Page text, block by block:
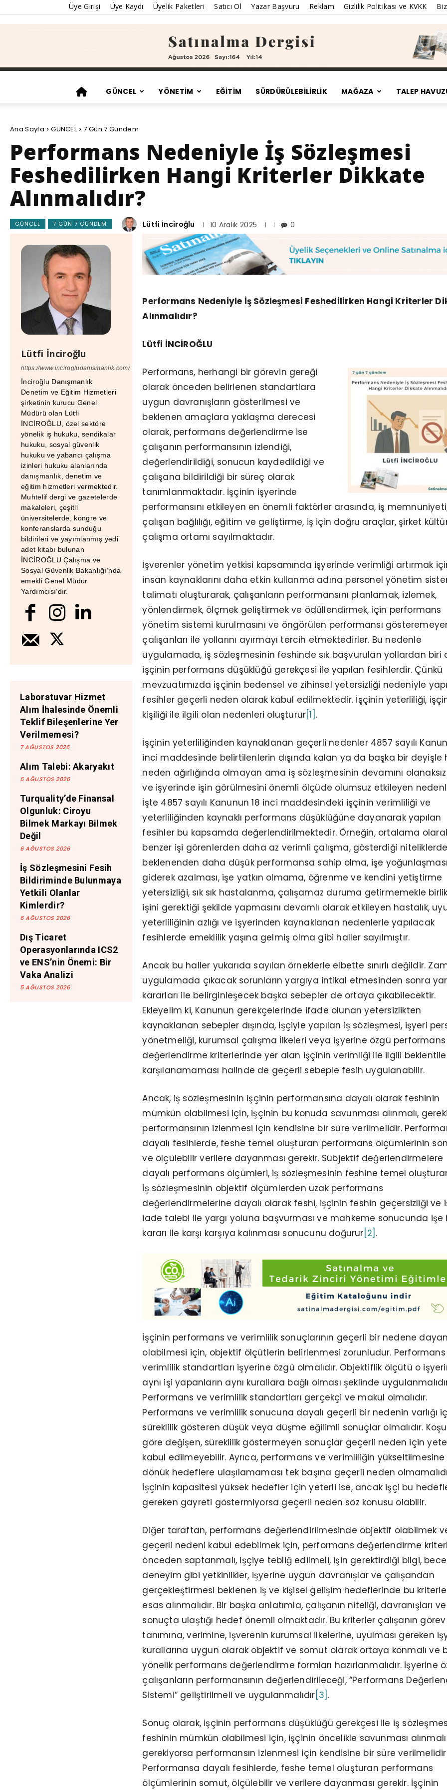
Üye Girişi Üye Kaydı Üyelik Paketleri Satıcı Ol Yazar Başvuru Reklam Gizlilik Politikası ve KVKK
Dergisi
GÜNCEL YÖNETİM EĞİTİM SÜRDÜRÜLEBILIRLIK MAĞAZA TALEP
Ana Sayfa GÜNCEL 7 Gün 7 Gündem
Performans Nedeniyle İş Sözleşmesi
Feshedilirken Hangi Kriterler Dikkate
Alınmalıdır?
GÜNCEL 7 GÜN 7 GÜNDEM Lütfi İnciroğlu 10 Aralık 2025 0
Lütfi İnciroğlu
https://www.incirogludanismanlik.com/
İnciroğlu Danışmanlık
Denetim ve Eğitim Hizmetleri
şirketinin kurucu Genel
Müdürü olan Lütfi
İNCİROĞLU, özel sektöre
yönelik iş hukuku, sendikalar
hukuku, sosyal güvenlik
hukuku ve yabancı çalışma
izinleri hukuku alanlarında
danışmanlık, denetim ve
eğitim hizmetleri vermektedir.
Muhtelif dergi ve gazetelerde
makaleleri, çeşitli
üniversitelerde, kongre ve
konferanslarda sunduğu
bildirileri ve yayımlanmış yedi
adet kitabı bulunan
İNCİROĞLU Çalışma ve
Sosyal Güvenlik Bakanlığı’nda
emekli Genel Müdür
Yardımcısı’dır.
Laboratuvar Hizmet
Alım İhalesinde Önemli
Teklif Bileşenlerine Yer
Verilmemesi?
7 AĞUSTOS 2026
Alım Talebi: Akaryakıt
6 AĞUSTOS 2026
Turquality’de Finansal
Olgunluk: Ciroyu
Bilmek Markayı Bilmek
Değil
6 AĞUSTOS 2026
İş Sözleşmesini Fesih
Bildiriminde Bulunmaya
Yetkili Olanlar
Kimlerdir?
6 AĞUSTOS 2026
Dış Ticaret
Operasyonlarında ICS2
ve ENS’nin Önemi: Bir
Vaka Analizi
5 AĞUSTOS 2026
Performans Nedeniyle İş Sözleşmesi Feshedilirken Hangi Kriterler
Alınmalıdır?
Lütfi İNCİROĞLU
Performans, herhangi bir görevin gereği
olarak önceden belirlenen standartlara
uygun davranışların gösterilmesi ve
beklenen amaçlara yaklaşma derecesi
olarak, performans değerlendirme ise
çalışanın performansının izlendiği,
değerlendirildiği, sonucun kaydedildiği ve
çalışana bildirildiği bir süreç olarak
tanımlanmaktadır. İşçinin işyerinde
performansını etkileyen en önemli faktörler arasında, iş
çalışan bağlılığı, eğitim ve geliştirme, iş için doğru araçlar, şirket
çalışma ortamı sayılmaktadır.
İşverenler yönetim yetkisi kapsamında işyerinde verimliği artırmak
insan kaynaklarını daha etkin kullanma adına personel yönetim
talimatı oluşturarak, çalışanların performansını planlamak, izlemek,
yönlendirmek, ölçmek geliştirmek ve ödüllendirmek, için performans
yönetim sistemi kurulmasını ve öngörülen performansı
çalışanları ile yollarını ayırmayı tercih etmektedirler. Bu nedenle
uygulamada, iş sözleşmesinin feshinde sık başvurulan yollardan biri
işçinin performans düşüklüğü gerekçesi ile yapılan fesihlerdir. Çünkü
mevzuatımızda işçinin bedensel ve zihinsel yetersizliği nedeniyle
fesihler geçerli neden olarak kabul edilmektedir. İşçinin yeterliliği,
kişiliği ile ilgili olan nedenleri oluşturur [1] .
İşçinin yeterliliğinden kaynaklanan geçerli nedenler 4857 sayılı
inci maddesinde belirtilenlerin dışında kalan ya da başka bir deyişle
neden ağırlığında olmayan ama iş sözleşmesinin devamını olanaksız
ve işyerinde işin görülmesini önemli ölçüde olumsuz etkileyen
İşte 4857 sayılı Kanunun 18 inci maddesindeki işçinin verimliliği ve
yeterliliğinden kaynaklı performans düşüklüğüne dayanarak yapılan
fesihler bu kapsamda değerlendirilmektedir. Örneğin, ortalama
benzer işi görenlerden daha az verimli çalışma, gösterdiği
beklenenden daha düşük performansa sahip olma, işe
giderek azalması, işe yatkın olmama, öğrenme ve kendini yetiştirme
yetersizliği, sık sık hastalanma, çalışamaz duruma getirmemekle
işini gerektiği şekilde yapmasını devamlı olarak etkileyen hastalık,
yeterliliğinin azlığı ve işyerinden kaynaklanan nedenlerle yapılacak
fesihlerde emeklilik yaşına gelmiş olma gibi haller sayılmıştır.
Ancak bu haller yukarıda sayılan örneklerle elbette sınırlı değildir.
uygulamada çıkacak sorunların yargıya intikal etmesinden sonra
kararları ile belirginleşecek başka sebepler de ortaya çıkabilecektir.
Ekleyelim ki, Kanunun gerekçelerinde ifade olunan yetersizlikten
kaynaklanan sebepler dışında, işçiyle yapılan iş sözleşmesi, işyeri
yönetmeliği, kurumsal çalışma İlkeleri veya işyerine özgü performans
değerlendirme kriterlerinde yer alan işçinin verimliği ile ilgili
karşılanamaması halinde de geçerli sebeple fesih uygulanabilir.
Ancak, iş sözleşmesinin işçinin performansına dayalı olarak feshinin
mümkün olabilmesi için, işçinin bu konuda savunması alınmalı,
performansının izlenmesi için kendisine bir süre verilmelidir.
dayalı fesihlerde, feshe temel oluşturan performans ölçümlerinin
ve ölçülebilir verilere dayanması gerekir. Sübjektif değerlendirmelere
dayalı performans ölçümleri, iş sözleşmesinin feshine temel
İş sözleşmesinin objektif ölçümlerden uzak performans
değerlendirmelerine dayalı olarak feshi, işçinin feshin geçersizliği ve
iade talebi ile yargı yoluna başvurması ve mahkeme sonucunda işe
kararı ile karşı karşıya kalınması sonucunu doğurur [2] .
İşçinin performans ve verimlilik sonuçlarının geçerli bir nedene
olabilmesi için, objektif ölçütlerin belirlenmesi zorunludur.
verimlilik standartları işyerine özgü olmalıdır. Objektiflik ölçütü o
aynı işi yapanların aynı kurallara bağlı olması şeklinde
Performans ve verimlilik standartları gerçekçi ve makul olmalıdır.
Performans ve verimlilik sonucuna dayalı geçerli bir nedenin varlığı
süreklilik gösteren düşük veya düşme eğilimli sonuçlar olmalıdır.
göre değişen, süreklilik göstermeyen sonuçlar geçerli neden için
kabul edilmeyebilir. Ayrıca, performans ve verimliliğin yükseltilmesine
dönük hedeflere ulaşılamaması tek başına geçerli neden
İşçinin kapasitesi yüksek hedefler için yeterli ise, ancak işçi bu
gereken gayreti göstermiyorsa geçerli neden söz konusu olabilir.
Diğer taraftan, performans değerlendirilmesinde objektif olabilmek
geçerli nedeni kabul edebilmek için, performans değerlendirme
önceden saptanmalı, işçiye tebliğ edilmeli, işin gerektirdiği bilgi,
deneyim gibi yetkinlikler, işyerine uygun davranışlar ve çalışandan
gerçekleştirmesi beklenen iş ve kişisel gelişim hedeflerinde bu
esas alınmalıdır. Bir başka anlatımla, çalışanın niteliği, davranışları ve
sonuçta ulaştığı hedef önemli olmaktadır. Bu kriterler çalışanın görev
tanımına, verimine, işverenin kurumsal ilkelerine, uyulması gereken
kurallarına uygun olarak objektif ve somut olarak ortaya konmalı ve
yönelik performans değerlendirme formları hazırlanmalıdır. İşyerine
çalışanların performansının değerlendirileceği, “Performans
Sistemi” geliştirilmeli ve uygulanmalıdır [3] .
Sonuç olarak, işçinin performans düşüklüğü gerekçesi ile iş
feshinin mümkün olabilmesi için, işçinin öncelikle savunması
gerekiyorsa performansın izlenmesi için kendisine bir süre
Performansa dayalı fesihlerde, feshe temel oluşturan performans
ölçümlerinin somut, ölçülebilir ve verilere dayanması gerekir. İşçinin